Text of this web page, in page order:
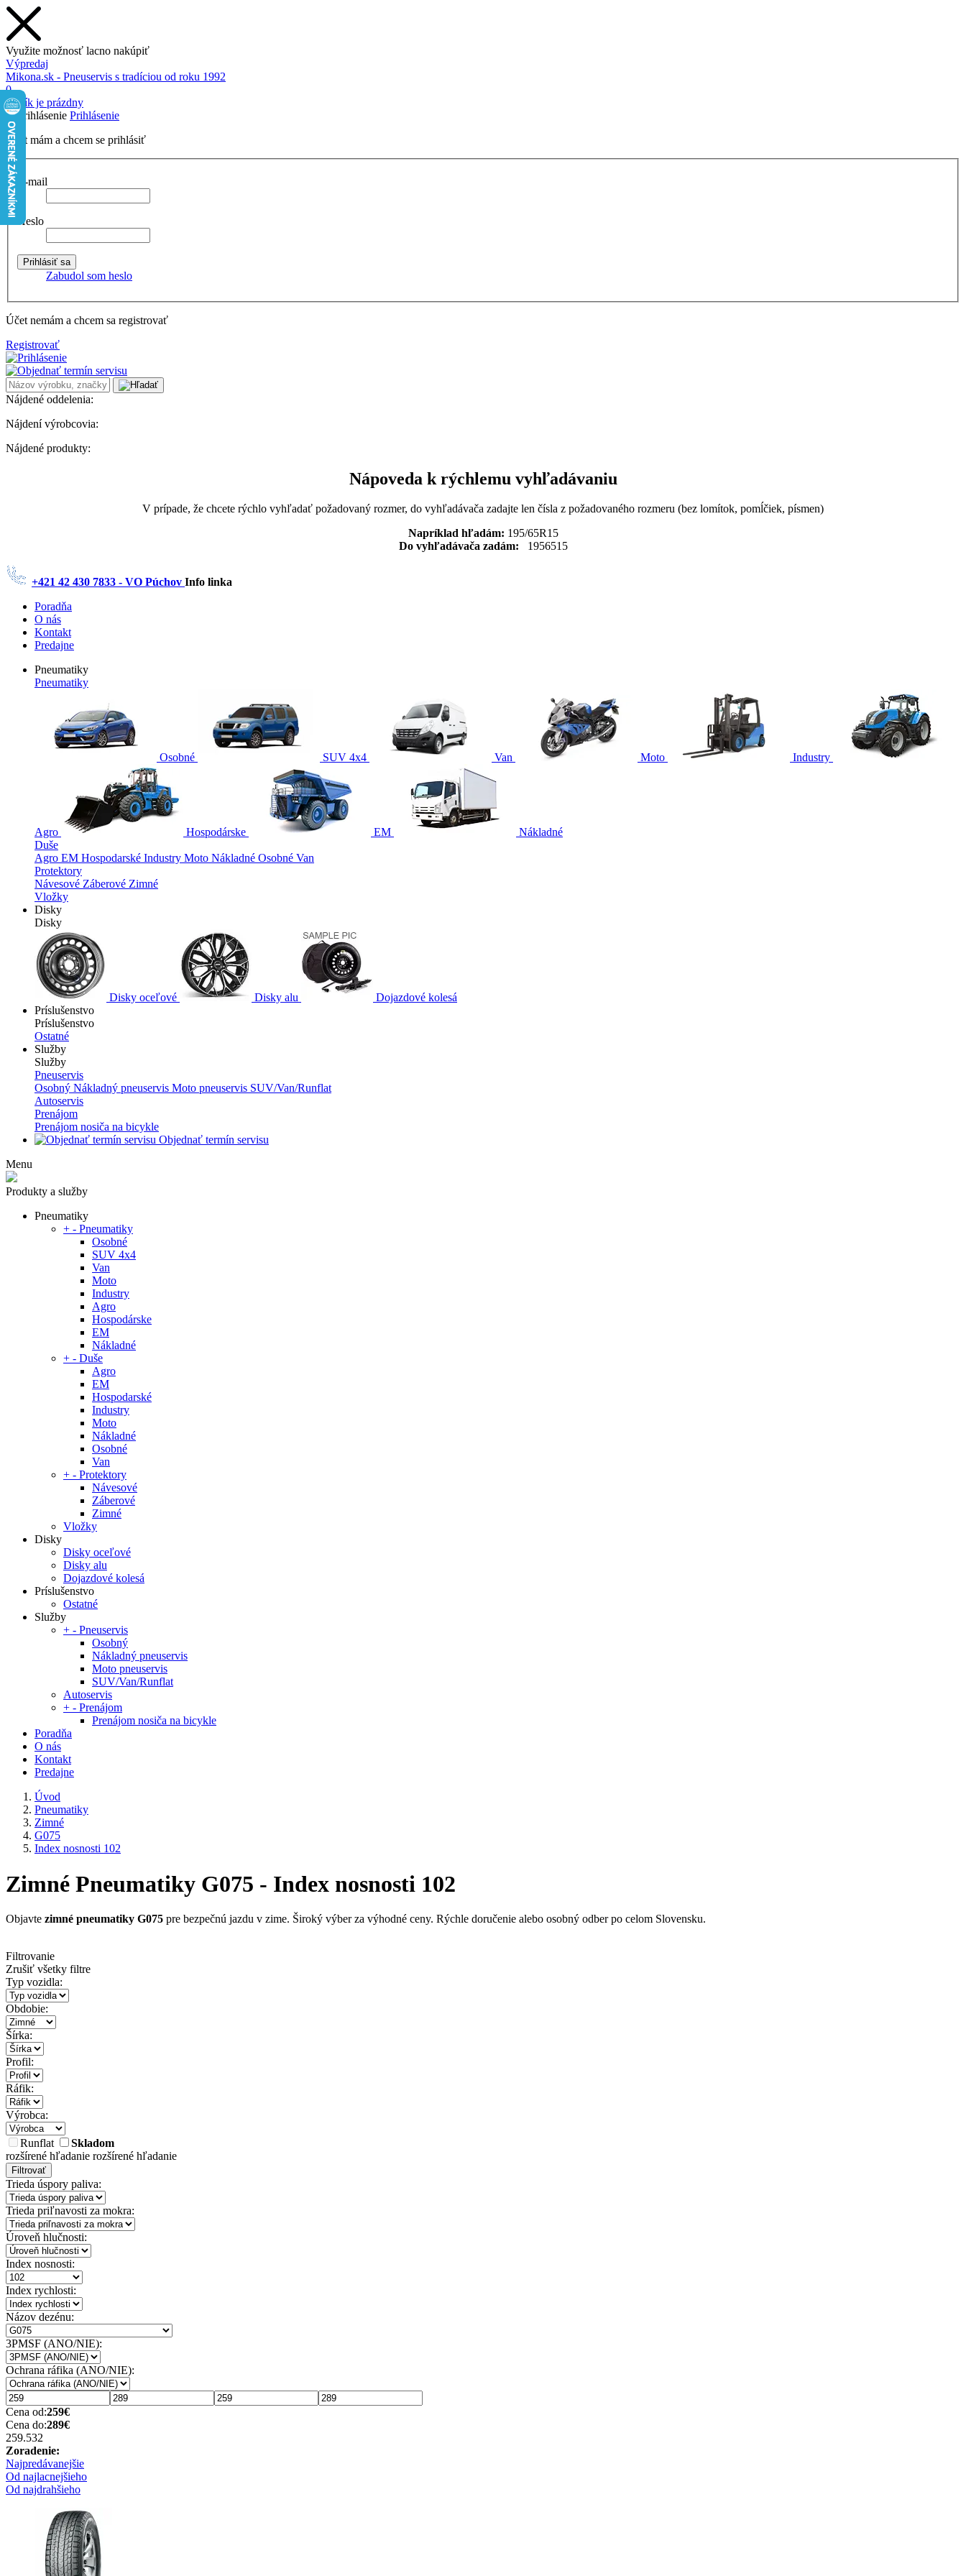
Využite možnosť lacno nakúpiť
Výpredaj
Mikona.sk - Pneuservis s tradíciou od roku 1992
0
Košík je prázdny
Prihlásenie
Účet mám a chcem se prihlásiť
E-mail
Heslo
Zabudol som heslo
Účet nemám a chcem sa registrovať
Registrovať
Nájdené oddelenia:
Nájdení výrobcovia:
Nájdené produkty:
Nápoveda k rýchlemu vyhľadávaniu
V prípade, že chcete rýchlo vyhľadať požadovaný rozmer, do vyhľadávača zadajte len čísla z požadovaného rozmeru (bez lomítok, pomĺčiek, písmen)
Napríklad hľadám: 195/65R15
Do vyhľadávača zadám: 1956515
+421 42 430 7833 - VO Púchov Info linka
Poradňa
O nás
Kontakt
Predajne
Pneumatiky
Pneumatiky
Osobné SUV 4x4 Van Moto Industry
Agro Hospodárske EM
Nákladné
Duše
Agro EM Hospodarské Industry Moto Nákladné Osobné Van
Protektory
Návesové Záberové Zimné
Vložky
Disky
Disky
Disky oceľové Disky alu
Dojazdové kolesá
Príslušenstvo
Príslušenstvo
Ostatné
Služby
Služby
Pneuservis
Osobný Nákladný pneuservis Moto pneuservis SUV/Van/Runflat
Autoservis
Prenájom
Prenájom nosiča na bicykle
Objednať termín servisu
Menu
Produkty a služby
Pneumatiky
+ - Pneumatiky
Osobné
SUV 4x4
Van
Moto
Industry
Agro
Hospodárske
EM
Nákladné
+ - Duše
Agro
EM
Hospodarské
Industry
Moto
Nákladné
Osobné
Van
+ - Protektory
Návesové
Záberové
Zimné
Vložky
Disky
Disky oceľové
Disky alu
Dojazdové kolesá
Príslušenstvo
Ostatné
Služby
+ - Pneuservis
Osobný
Nákladný pneuservis
Moto pneuservis
SUV/Van/Runflat
Autoservis
+ - Prenájom
Prenájom nosiča na bicykle
Poradňa
O nás
Kontakt
Predajne
Úvod
Pneumatiky
Zimné
G075
Index nosnosti 102
Zimné Pneumatiky G075 - Index nosnosti 102
Objavte zimné pneumatiky G075 pre bezpečnú jazdu v zime. Široký výber za výhodné ceny. Rýchle doručenie alebo osobný odber po celom Slovensku.
Filtrovanie
Zrušiť všetky filtre
Typ vozidla:
Obdobie:
Šírka:
Profil:
Ráfik:
Výrobca:
Runflat
Skladom
rozšírené hľadanie rozšírené hľadanie
Filtrovať
Trieda úspory paliva:
Trieda priľnavosti za mokra:
Úroveň hlučnosti:
Index nosnosti:
Index rychlosti:
Názov dezénu:
3PMSF (ANO/NIE):
Ochrana ráfika (ANO/NIE):
Cena od:259€
Cena do:289€
259.532
Zoradenie:
Najpredávanejšie
Od najlacnejšieho
Od najdrahšieho